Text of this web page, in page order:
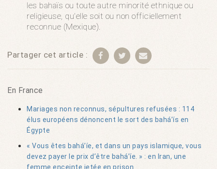
les bahaïs ou toute autre minorité ethnique ou
religieuse, qu’elle soit ou non officiellement
reconnue (Mexique).
Partager cet article :
En France
Mariages non reconnus, sépultures refusées : 114
élus européens dénoncent le sort des bahá’ís en
Égypte
« Vous êtes bahá’íe, et dans un pays islamique, vous
devez payer le prix d’être bahá’íe. » : en Iran, une
femme enceinte jetée en prison